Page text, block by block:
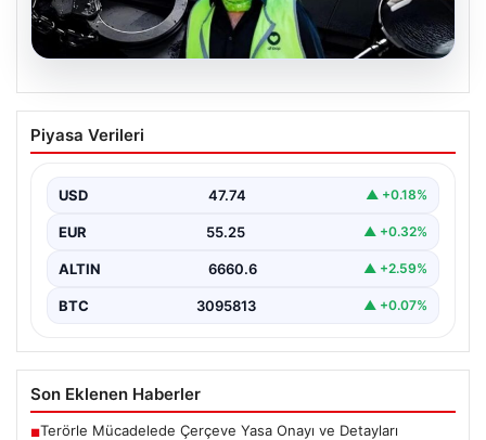
Ahbap Derneği Yönetimine Kayyum
Atandı ve Fesih Süreci Resmen Başladı
kamuoyunda geniş yankı bulan Ahbap Derneği ile ilgili…
Piyasa Verileri
USD 47.74 ▲ +0.18%
EUR 55.25 ▲ +0.32%
ALTIN 6660.6 ▲ +2.59%
BTC 3095813 ▲ +0.07%
Son Eklenen Haberler
■Terörle Mücadelede Çerçeve Yasa Onayı ve Detayları